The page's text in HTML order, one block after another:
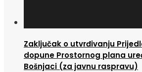
Zaključak o utvrđivanju
dopune Prostornog plana
Bošnjaci (za javnu raspravu)